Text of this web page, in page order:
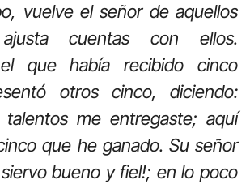
vuelve el señor de aquellos
cuentas con ellos.
el que había recibido cinco
otros cinco, diciendo:
talentos me entregaste; aquí
que he ganado. Su señor
siervo bueno y fiel!; en lo poco